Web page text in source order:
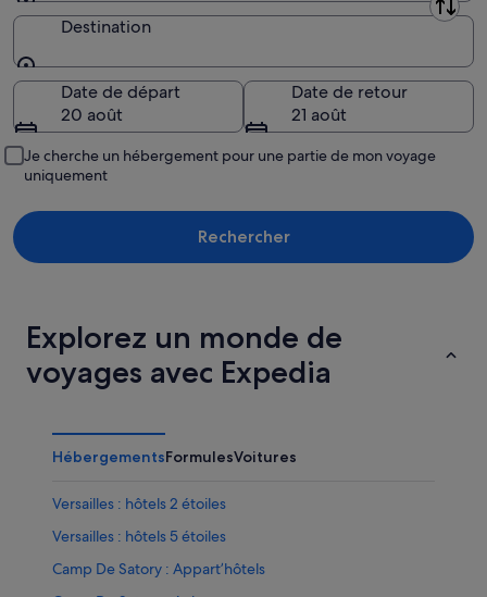
Origine
Destination
Destination
Date de départ
20 août
Date de retour
21 août
Je cherche un hébergement pour une partie de mon voyage
uniquement
Rechercher
Explorez un monde de
voyages avec Expedia
HébergementsFormulesVoitures
Versailles : hôtels 2 étoiles
Versailles : hôtels 5 étoiles
Camp De Satory : Appart’hôtels